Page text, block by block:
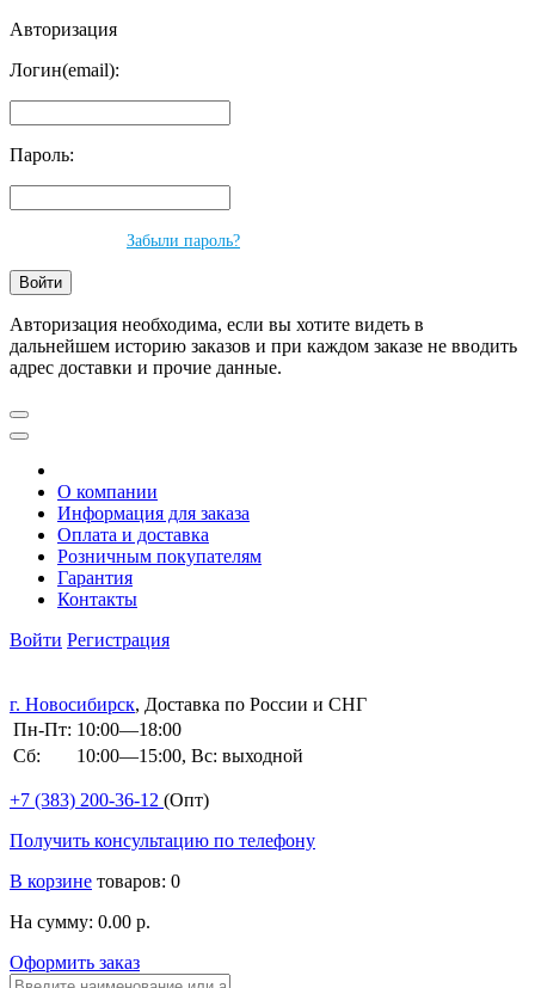
Авторизация
Логин(email):
Пароль:
Забыли пароль?
Авторизация необходима, если вы хотите видеть в
дальнейшем историю заказов и при каждом заказе не вводить
адрес доставки и прочие данные.
О компании
Информация для заказа
Оплата и доставка
Розничным покупателям
Гарантия
Контакты
Войти Регистрация
г. Новосибирск, Доставка по России и СНГ
Пн-Пт: 10:00—18:00
Сб:
10:00—15:00, Вс: выходной
+7 (383) 200-36-12 (Опт)
Получить консультацию по телефону
В корзине товаров: 0
На сумму: 0.00 р.
Оформить заказ